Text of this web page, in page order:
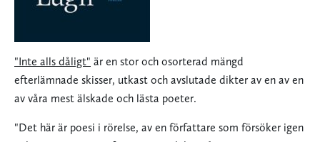
"Inte alls dåligt" är en stor och osorterad mängd
efterlämnade skisser, utkast och avslutade dikter av en av en
av våra mest älskade och lästa poeter.
"Det här är poesi i rörelse, av en författare som försöker igen